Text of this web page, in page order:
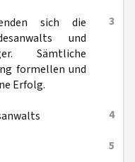
3
sich die
und
Sämtliche
formellen und
Erfolg.
4
5